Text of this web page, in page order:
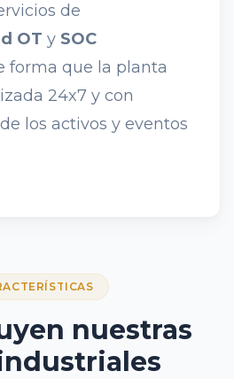
de
OT y SOC
forma que la planta
24x7 y con
los activos y eventos
nuestras